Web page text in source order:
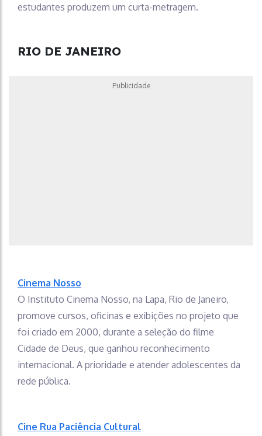
estudantes produzem um curta-metragem.
RIO DE JANEIRO
Publicidade
Cinema Nosso
O Instituto Cinema Nosso, na Lapa, Rio de Janeiro,
promove cursos, oficinas e exibições no projeto que
foi criado em 2000, durante a seleção do filme
Cidade de Deus, que ganhou reconhecimento
internacional. A prioridade e atender adolescentes da
rede pública.
Cine Rua Paciência Cultural